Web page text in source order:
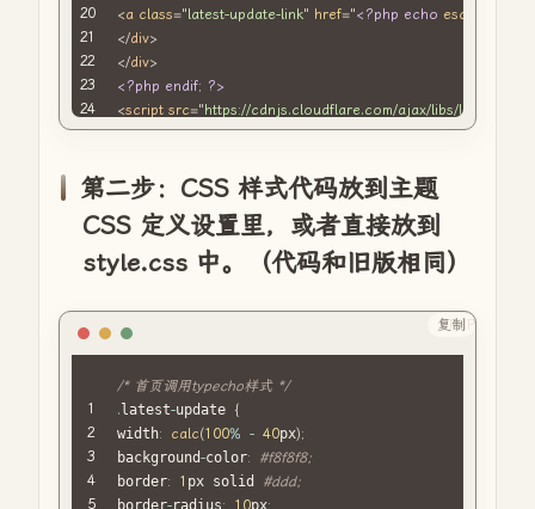
<a class="latest-update-link" href="<?php echo esc_url
</div>
</div>
<?php endif; ?>
<script src="https://cdnjs.cloudflare.com/ajax/libs/lightbox2/
<link rel="stylesheet" href="https://cdnjs.cloudflare.com/
第二步：CSS 样式代码放到主题
CSS 定义设置里，或者直接放到
style.css 中。（代码和旧版相同）
/* 首页调用typecho样式 */
.latest-update {
width: calc(100% - 40px);
background-color:
#f8f8f8;
border: 1 px solid #ddd;
border-radius: 10px;
复制PHP